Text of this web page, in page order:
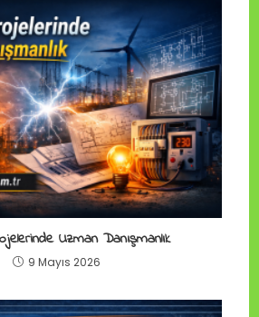
Uzman Danışmanlık
9 Mayıs 2026